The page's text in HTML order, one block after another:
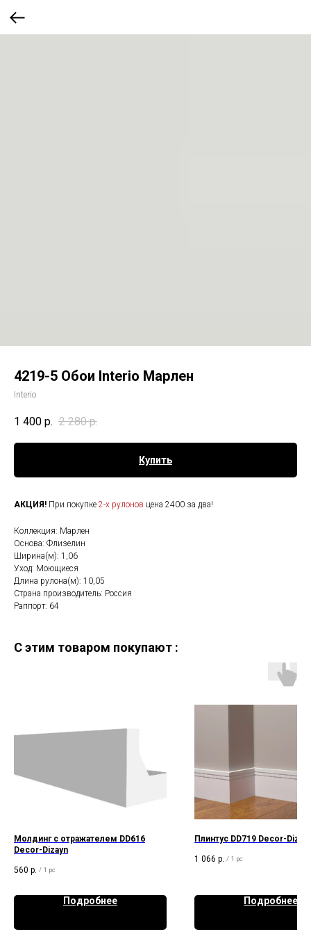
4219-5 Обои Interio Марлен
Interio
1 400 р. 2 280 р.
Купить
АКЦИЯ! При покупке 2-х рулонов цена 2400 за два!
Коллекция: Марлен
Основа: Флизелин
Ширина(м): 1,06
Уход: Моющиеся
Длина рулона(м): 10,05
Страна производитель: Россия
Раппорт: 64
C этим товаром покупают :
Молдинг с отражателем DD616
Decor-Dizayn
560 р. / 1 pc
Подробнее
Плинтус DD719 Decor-
1 066 р. / 1 pc
Подробнее